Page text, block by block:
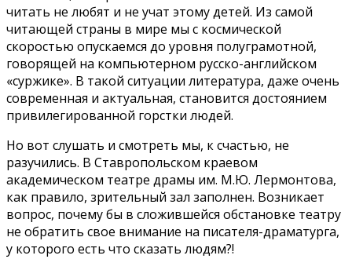
читать не любят и не учат этому детей. Из самой
читающей страны в мире мы с космической
скоростью опускаемся до уровня полуграмотной,
говорящей на компьютерном русско-английском
«суржике». В такой ситуации литература, даже очень
современная и актуальная, становится достоянием
привилегированной горстки людей.
Но вот слушать и смотреть мы, к счастью, не
разучились. В Ставропольском краевом
академическом театре драмы им. М.Ю. Лермонтова,
как правило, зрительный зал заполнен. Возникает
вопрос, почему бы в сложившейся обстановке театру
не обратить свое внимание на писателя-драматурга,
у которого есть что сказать людям?!